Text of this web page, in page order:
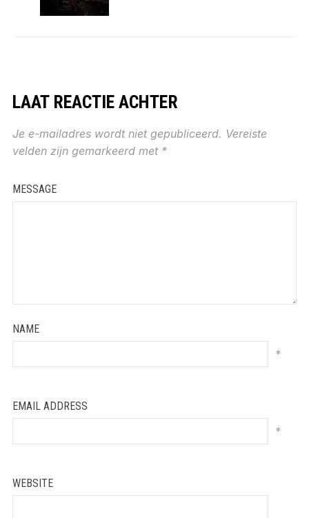
LAAT REACTIE ACHTER
Je e-mailadres wordt niet gepubliceerd. Vereiste
velden zijn gemarkeerd met *
MESSAGE
NAME
*
EMAIL ADDRESS
*
WEBSITE